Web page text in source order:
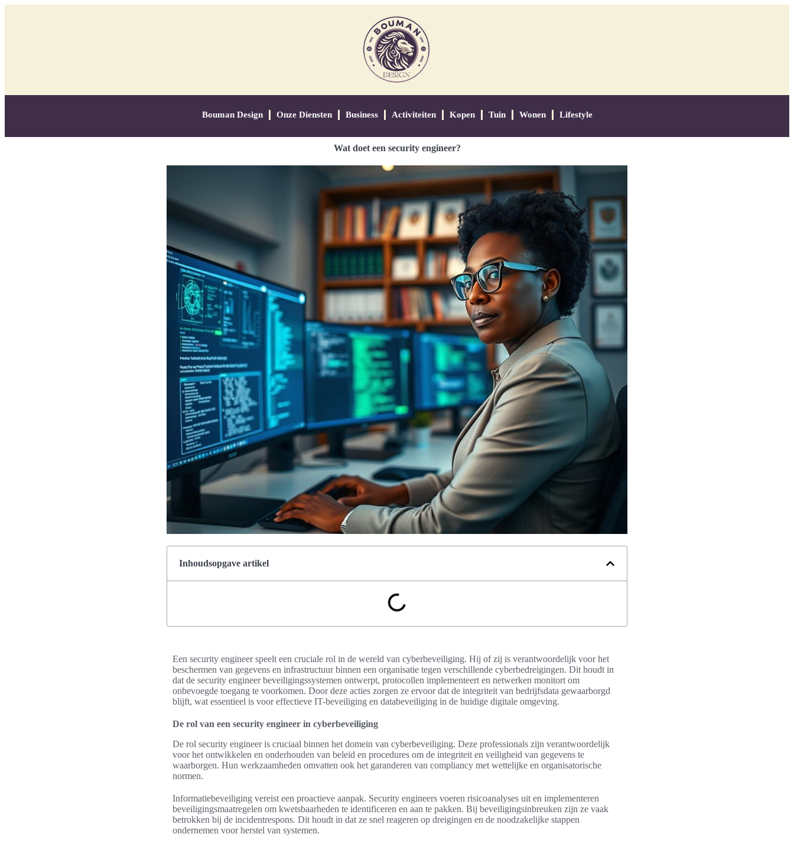
Bouman Design Onze Diensten Business Activiteiten Kopen Tuin Wonen Lifestyle
Wat doet een security engineer?
Inhoudsopgave artikel
Een security engineer speelt een cruciale rol in de wereld van cyberbeveiliging. Hij of zij is verantwoordelijk voor het
beschermen van gegevens en infrastructuur binnen een organisatie tegen verschillende cyberbedreigingen. Dit houdt in
dat de security engineer beveiligingssystemen ontwerpt, protocollen implementeert en netwerken monitort om
onbevoegde toegang te voorkomen. Door deze acties zorgen ze ervoor dat de integriteit van bedrijfsdata gewaarborgd
blijft, wat essentieel is voor effectieve IT-beveiliging en databeveiliging in de huidige digitale omgeving.
De rol van een security engineer in cyberbeveiliging
De rol security engineer is cruciaal binnen het domein van cyberbeveiliging. Deze professionals zijn verantwoordelijk
voor het ontwikkelen en onderhouden van beleid en procedures om de integriteit en veiligheid van gegevens te
waarborgen. Hun werkzaamheden omvatten ook het garanderen van compliancy met wettelijke en organisatorische
normen.
Informatiebeveiliging vereist een proactieve aanpak. Security engineers voeren risicoanalyses uit en implementeren
beveiligingsmaatregelen om kwetsbaarheden te identificeren en aan te pakken. Bij beveiligingsinbreuken zijn ze vaak
betrokken bij de incidentrespons. Dit houdt in dat ze snel reageren op dreigingen en de noodzakelijke stappen
ondernemen voor herstel van systemen.